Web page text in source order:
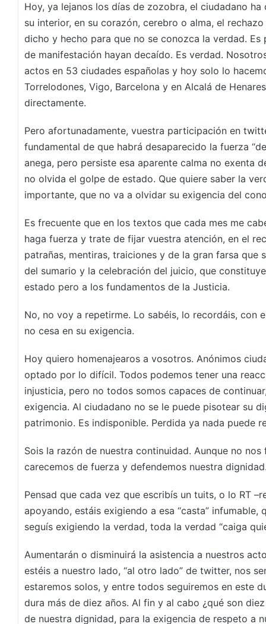
Hoy, ya lejanos los días de zozobra, el ciudadano
su interior, en su corazón, cerebro o alma, el
dicho y hecho para que no se conozca la verdad. Es
de manifestación hayan decaído. Es verdad.
actos en 53 ciudades españolas y hoy solo lo
Torrelodones, Vigo, Barcelona y en Alcalá de
directamente.
Pero afortunadamente, vuestra participación en
fundamental de que habrá desaparecido la fuerza
anega, pero persiste esa aparente calma no exenta
no olvida el golpe de estado. Que quiere saber la
importante, que no va a olvidar su exigencia del
Es frecuente que en los textos que cada mes me
haga fuerza y trate de fijar vuestra atención, en el
patrañas, mentiras, traiciones y de la gran farsa que
del sumario y la celebración del juicio, que
estado pero a los fundamentos de la Justicia.
No, no voy a repetirme. Lo sabéis, lo recordáis, con
no cesa en su exigencia.
Hoy quiero homenajearos a vosotros. Anónimos
optado por lo difícil. Todos podemos tener una
injusticia, pero no todos somos capaces de
exigencia. Al ciudadano no se le puede pisotear su
patrimonio. Es indisponible. Perdida ya nada puede
Sois la razón de nuestra continuidad. Aunque no
carecemos de fuerza y defendemos nuestra
Pensad que cada vez que escribís un tuits, o lo RT
apoyando, estáis exigiendo a esa “casta” infumable,
seguís exigiendo la verdad, toda la verdad “caiga
Aumentarán o disminuirá la asistencia a nuestros
estéis a nuestro lado, “al otro lado” de twitter, nos
estaremos solos, y entre todos seguiremos en este
dura más de diez años. Al fin y al cabo ¿qué son
de nuestra dignidad, para la exigencia de respeto a